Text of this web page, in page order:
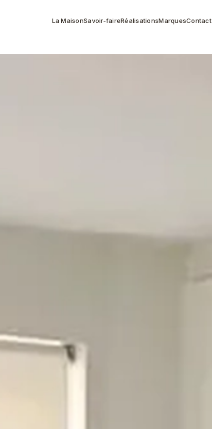
La MaisonSavoir-faireRéalisationsMarquesContact